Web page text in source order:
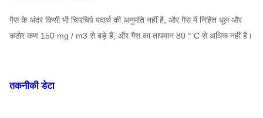
गैस के अंदर किसी भी चिपचिपे पदार्थ की अनुमति नहीं है, और गैस में निहित धूल और
कठोर कण 150 mg / m3 से बड़े हैं, और गैस का तापमान 80 ° C से अधिक नहीं है।
तकनीकी डेटा